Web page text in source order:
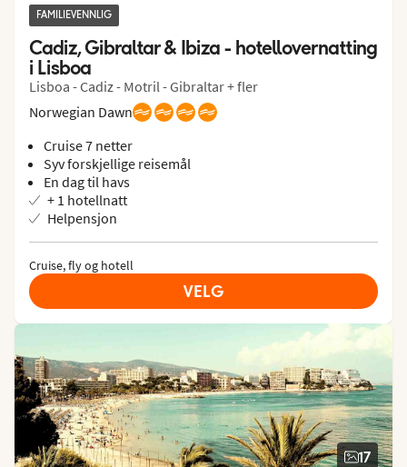
FAMILIEVENNLIG
Cadiz, Gibraltar & Ibiza - hotellovernatting
i Lisboa
Lisboa - Cadiz - Motril - Gibraltar + fler
Norwegian Dawn
Cruise 7 netter
Syv forskjellige reisemål
En dag til havs
+ 1 hotellnatt
Helpensjon
Cruise, fly og hotell
VELG
17